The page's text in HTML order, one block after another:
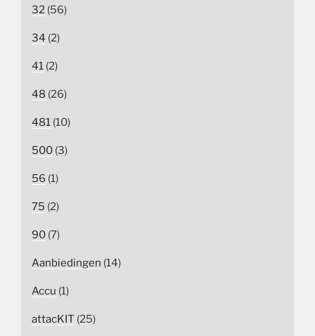
32 (56)
34 (2)
41 (2)
48 (26)
481 (10)
500 (3)
56 (1)
75 (2)
90 (7)
Aanbiedingen (14)
Accu (1)
attacKIT (25)